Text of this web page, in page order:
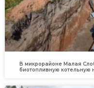
В микрорайоне Малая
биотопливную котельную